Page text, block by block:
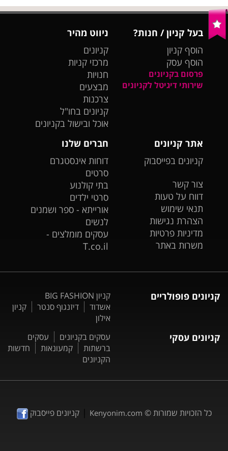
בעל קניון / חנות?
הוסף קניון
הוסף עסק
פרסום בקניונים
שירותי דיגיטל לקניונים
ניווט מהיר
קניונים
מרכזי קניות
חנויות
מבצעים
צרכנות
קניונים בחו"ל
אוכל ובישול בקניונים
אתר קניונים
קניונים בפייסבוק
צור קשר
דווח על טעות
תנאי שימוש
הצהרת נגישות
מדיניות פרטיות
משרות באתר
חברים שלנו
דוחות אינסטגרם
סרטים
בתי קולנוע
סרטי ילדים
אורייתא - ספר ושמנים
לנשים
עסקים מומלצים -
T.co.il
קניונים פופולריים
קניון BIG FASHION
אשדוד
דיזנגוף סנטר
קניון
אילון
קניונים עסקי עסקים בקניונים
עסקים
ברשתות
קמעונאות
חדשות
הקניונים
כל הזכויות שמורות © Kenyonim.com
|קניונים פייסבוק